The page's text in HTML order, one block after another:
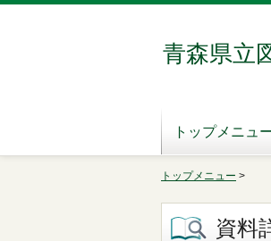
青森県立
トップメニュ
トップメニュー >
資料